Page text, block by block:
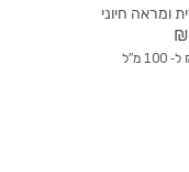
ומראה חיוני
₪